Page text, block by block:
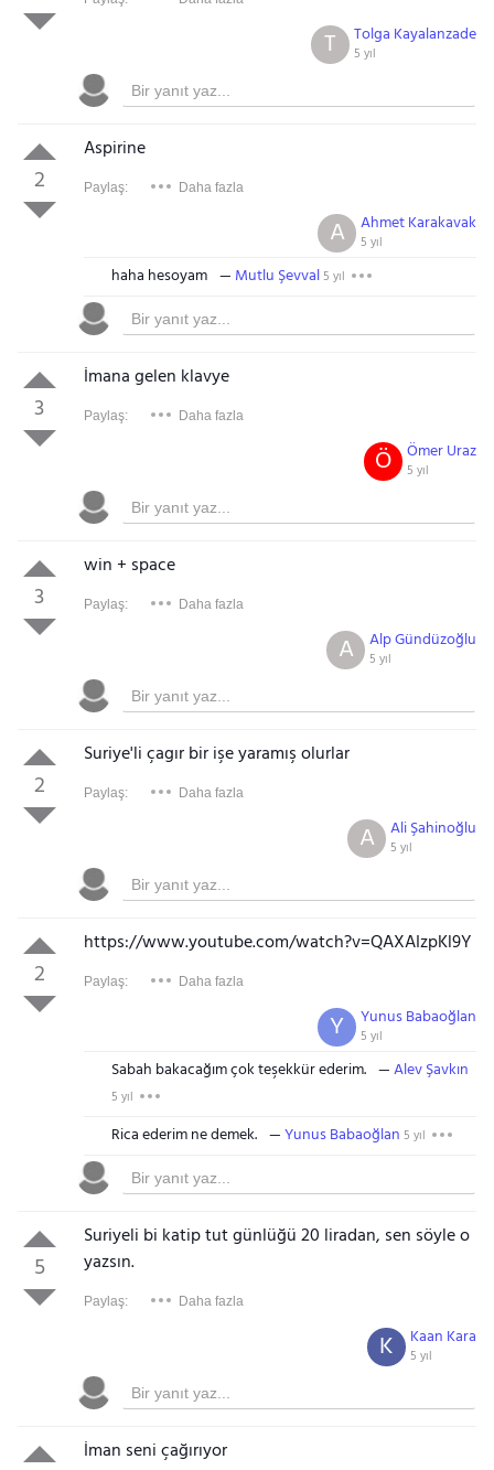
Tolga Kayalanzade
5 yıl
T
2
Aspirine
Paylaş: Daha fazla
Ahmet Karakavak
5 yıl
A
haha hesoyam Mutlu Şevval5 yıl
3
İmana gelen klavye
Paylaş: Daha fazla
Ömer Uraz
5 yıl
Ö
3
win + space
Paylaş: Daha fazla
Alp Gündüzoğlu
5 yıl
A
2
Suriye'li çagır bir işe yaramış olurlar
Paylaş: Daha fazla
Ali Şahinoğlu
5 yıl
A
2
https://www.youtube.com/watch?v=QAXAIzpKl9Y
Paylaş: Daha fazla
Yunus Babaoğlan
5 yıl
Y
Sabah bakacağım çok teşekkür ederim. Alev Şavkın
5 yıl
Rica ederim ne demek. Yunus Babaoğlan 5 yıl
5
Suriyeli bi katip tut günlüğü 20 liradan, sen söyle o
yazsın.
Paylaş: Daha fazla
Kaan Kara
5 yıl
K
İman seni çağırıyor